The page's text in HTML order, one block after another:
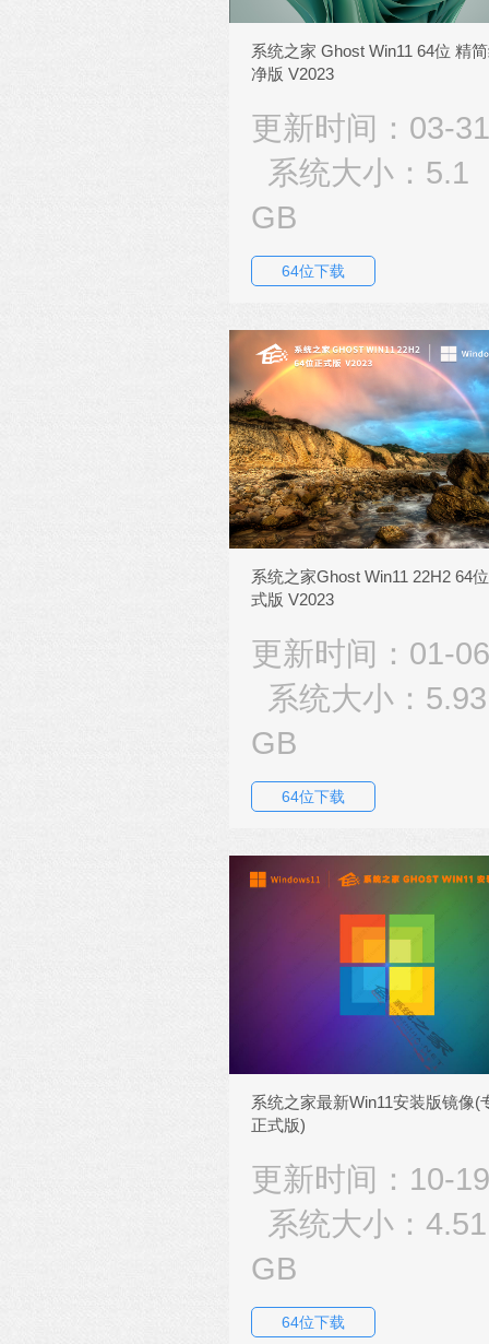
系统之家 Ghost Win11 64位 精
净版 V2023
更新时间：03-31
系统大小：5.1
GB
64位下载
系统之家Ghost Win11 22H2 64
式版 V2023
更新时间：01-06
系统大小：5.93
GB
64位下载
系统之家最新Win11安装版镜像(
正式版)
更新时间：10-19
系统大小：4.51
GB
64位下载